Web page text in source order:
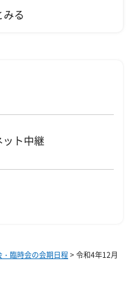
みる
ト中継
・臨時会の会期日程> 令和4年12月